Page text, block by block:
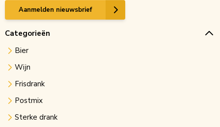
Aanmelden nieuwsbrief
Categorieën
Bier
Wijn
Frisdrank
Postmix
Sterke drank